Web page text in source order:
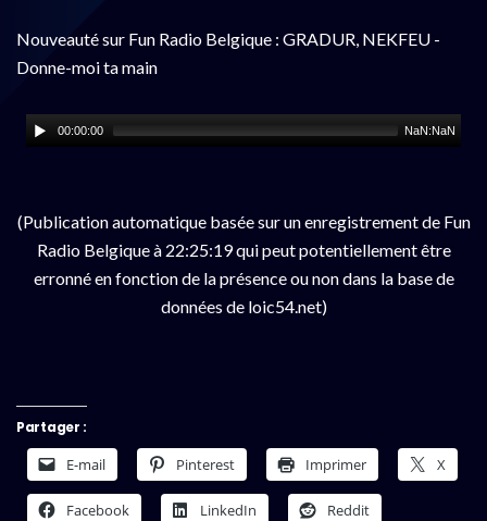
Nouveauté sur Fun Radio Belgique : GRADUR, NEKFEU -
Donne-moi ta main
00:00:00 NaN:NaN
(Publication automatique basée sur un enregistrement de Fun
Radio Belgique à 22:25:19 qui peut potentiellement être
erronné en fonction de la présence ou non dans la base de
données de loic54.net)
Partager :
E-mail Pinterest Imprimer X
Facebook LinkedIn Reddit